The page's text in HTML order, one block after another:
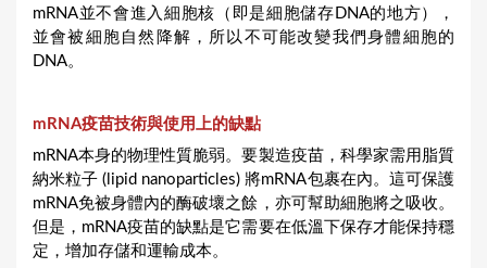
mRNA並不會進入細胞核（即是細胞儲存DNA的地方），
並會被細胞自然降解，所以不可能改變我們身體細胞的
DNA。
mRNA疫苗技術與使用上的缺點
mRNA本身的物理性質脆弱。要製造疫苗，科學家需用脂質
納米粒子 (lipid nanoparticles) 將mRNA包裹在內。這可保護
mRNA免被身體內的酶破壞之餘，亦可幫助細胞將之吸收。
但是，mRNA疫苗的缺點是它需要在低溫下保存才能保持穩
定，增加存儲和運輸成本。